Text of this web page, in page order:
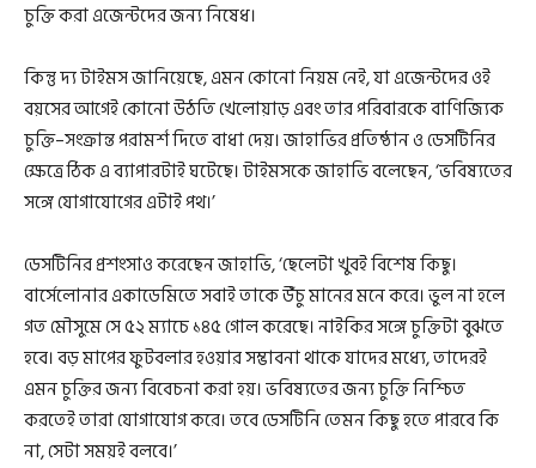
চুক্তি করা এজেন্টদের জন্য নিষেধ।
কিন্তু দ্য টাইমস জানিয়েছে, এমন কোনো নিয়ম নেই, যা এজেন্টদের ওই
বয়সের আগেই কোনো উঠতি খেলোয়াড় এবং তার পরিবারকে বাণিজ্যিক
চুক্তি–সংক্রান্ত পরামর্শ দিতে বাধা দেয়। জাহাভির প্রতিষ্ঠান ও ডেসটিনির
ক্ষেত্রে ঠিক এ ব্যাপারটাই ঘটেছে। টাইমসকে জাহাভি বলেছেন, ‘ভবিষ্যতের
সঙ্গে যোগাযোগের এটাই পথ।’
ডেসটিনির প্রশংসাও করেছেন জাহাভি, ‘ছেলেটা খুবই বিশেষ কিছু।
বার্সেলোনার একাডেমিতে সবাই তাকে উঁচু মানের মনে করে। ভুল না হলে
গত মৌসুমে সে ৫২ ম্যাচে ১৪৫ গোল করেছে। নাইকির সঙ্গে চুক্তিটা বুঝতে
হবে। বড় মাপের ফুটবলার হওয়ার সম্ভাবনা থাকে যাদের মধ্যে, তাদেরই
এমন চুক্তির জন্য বিবেচনা করা হয়। ভবিষ্যতের জন্য চুক্তি নিশ্চিত
করতেই তারা যোগাযোগ করে। তবে ডেসটিনি তেমন কিছু হতে পারবে কি
না, সেটা সময়ই বলবে।’